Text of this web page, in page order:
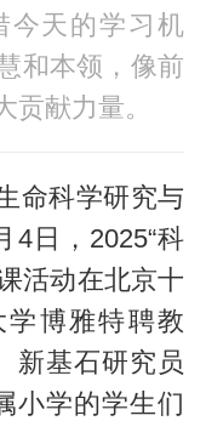
今天的学习机
和本领，像前
贡献力量。
命科学研究与
4日，2025“科
活动在北京十
博雅特聘教
新基石研究员
小学的学生们